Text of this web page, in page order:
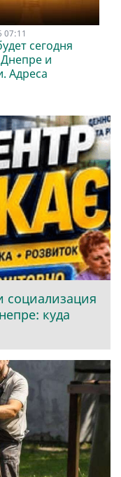
07:11
сегодня
и
Адреса
социализация
куда